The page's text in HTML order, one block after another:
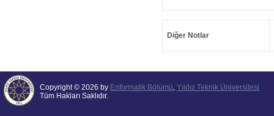
Diğer Notlar
Copyright © 2026 by Enformatik Bölümü, Yıldız Teknik Üniversitesi
Tüm Hakları Saklıdır.